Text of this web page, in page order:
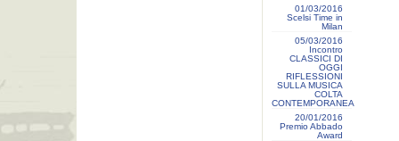
01/03/2016
Scelsi Time in
Milan
05/03/2016
Incontro
CLASSICI DI
OGGI
RIFLESSIONI
SULLA MUSICA
COLTA
CONTEMPORANEA
20/01/2016
Premio Abbado
Award